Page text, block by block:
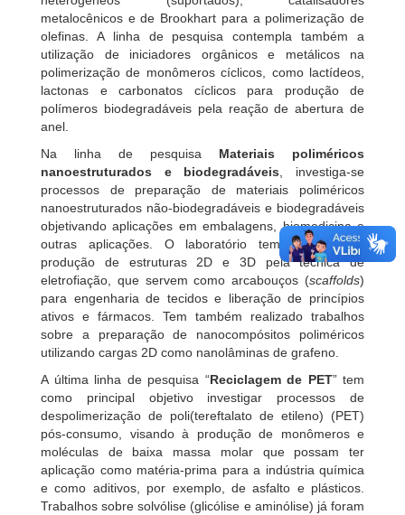
metalocênicos e de Brookhart para a polimerização de
olefinas. A linha de pesquisa contempla também a
utilização de iniciadores orgânicos e metálicos na
polimerização de monômeros cíclicos, como lactídeos,
lactonas e carbonatos cíclicos para produção de
polímeros biodegradáveis pela reação de abertura de
anel.
Na linha de pesquisa Materiais poliméricos
nanoestruturados e biodegradáveis , investiga-se
processos de preparação de materiais poliméricos
nanoestruturados não-biodegradáveis e biodegradáveis
objetivando aplicações em embalagens, biomedicina e
outras aplicações. O laboratório tem estudado a
produção de estruturas 2D e 3D pela técnica de
eletrofiação, que servem como arcabouços (scaffolds)
para engenharia de tecidos e liberação de princípios
ativos e fármacos. Tem também realizado trabalhos
sobre a preparação de nanocompósitos poliméricos
utilizando cargas 2D como nanolâminas de grafeno.
A última linha de pesquisa “Reciclagem de PET” tem
como principal objetivo investigar processos de
despolimerização de poli(tereftalato de etileno) (PET)
pós-consumo, visando à produção de monômeros e
moléculas de baixa massa molar que possam ter
aplicação como matéria-prima para a indústria química
e como aditivos, por exemplo, de asfalto e plásticos.
Trabalhos sobre solvólise (glicólise e aminólise) já foram